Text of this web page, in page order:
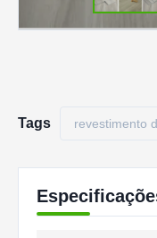
Tags revestimento